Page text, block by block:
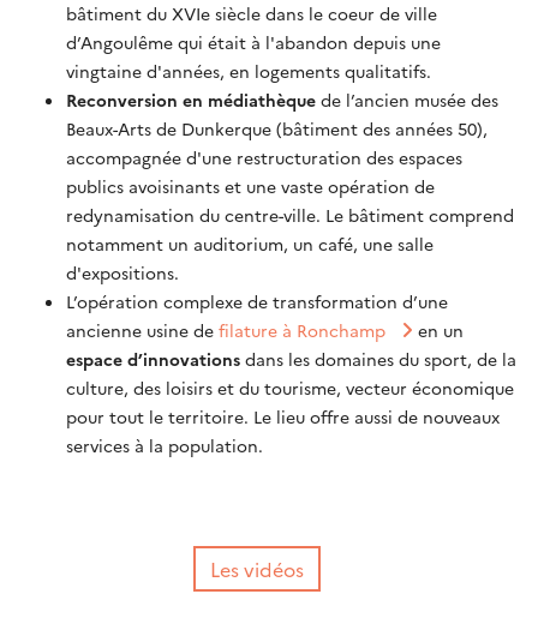
bâtiment du XVIe siècle dans le coeur de ville
d’Angoulême qui était à l'abandon depuis une
vingtaine d'années, en logements qualitatifs.
Reconversion en médiathèque de l’ancien musée des
Beaux-Arts de Dunkerque (bâtiment des années 50),
accompagnée d'une restructuration des espaces
publics avoisinants et une vaste opération de
redynamisation du centre-ville. Le bâtiment comprend
notamment un auditorium, un café, une salle
d'expositions.
L’opération complexe de transformation d’une
ancienne usine de filature à Ronchamp
en un
espace d’innovations dans les domaines du sport, de la
culture, des loisirs et du tourisme, vecteur économique
pour tout le territoire. Le lieu offre aussi de nouveaux
services à la population.
Les vidéos